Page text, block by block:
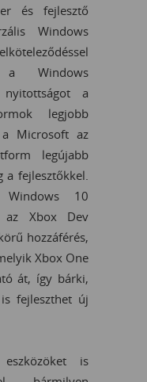
és fejlesztő
Windows
a Windows
a
legjobb
a Microsoft az
legújabb
a fejlesztőkkel.
10
az Xbox Dev
hozzáférés,
Xbox One
át, így bárki,
fejleszthet új
is